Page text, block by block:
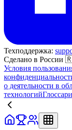
Техподдержка:
Сделано в России
Условия
о деятельности в
технологий